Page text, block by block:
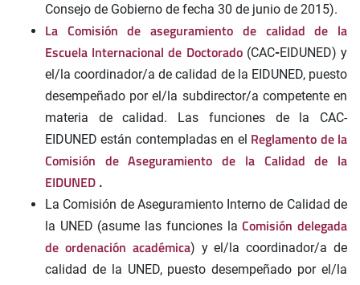
Consejo de Gobierno de fecha 30 de junio de 2015).
La Comisión de aseguramiento de calidad de la
Escuela Internacional de Doctorado(CAC-EIDUNED) y
el/la coordinador/a de calidad de la EIDUNED, puesto
desempeñado por el/la subdirector/a competente en
materia de calidad. Las funciones de la CAC-
EIDUNED están contempladas en el Reglamento de la
Comisión de Aseguramiento de la Calidad de la
EIDUNED .
La Comisión de Aseguramiento Interno de Calidad de
la UNED (asume las funciones laComisión delegada
de ordenación académica) y el/la coordinador/a de
calidad de la UNED, puesto desempeñado por el/la